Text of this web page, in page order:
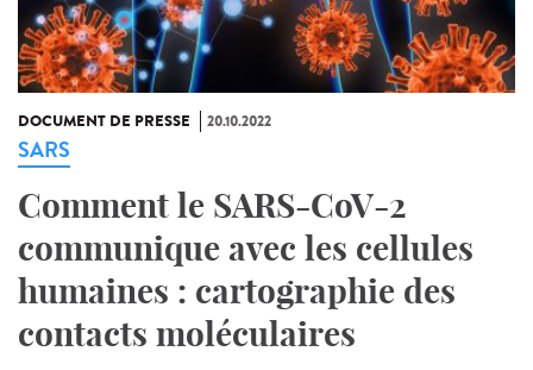
DOCUMENT DE PRESSE 20.10.2022
SARS
Comment le SARS-CoV-2
communique avec les cellules
humaines : cartographie des
contacts moléculaires